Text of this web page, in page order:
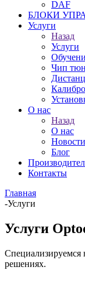
DAF
БЛОКИ
Услуги
Назад
Услуги
Чип
О нас
Назад
О нас
Новости
Блог
Контакты
Главная
-Услуги
Услуги
Специализируемся
решениях.